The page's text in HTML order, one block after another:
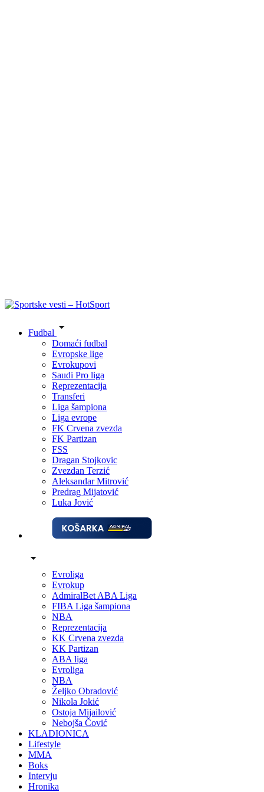
Fudbal
Domaći fudbal
Evropske lige
Evrokupovi
Saudi Pro liga
Reprezentacija
Transferi
Liga šampiona
Liga evrope
FK Crvena zvezda
FK Partizan
FSS
Dragan Stojkovic
Zvezdan Terzić
Aleksandar Mitrović
Predrag Mijatović
Luka Jović
Evroliga
Evrokup
AdmiralBet ABA Liga
FIBA Liga šampiona
NBA
Reprezentacija
KK Crvena zvezda
KK Partizan
ABA liga
Evroliga
NBA
Željko Obradović
Nikola Jokić
Ostoja Mijailović
Nebojša Čović
KLADIONICA
Lifestyle
MMA
Boks
Intervju
Hronika